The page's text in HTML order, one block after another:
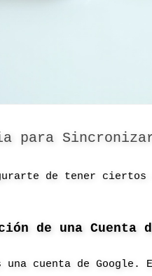
para
de tener
de una Cuenta
una cuenta de Google.